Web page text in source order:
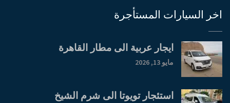
اخر السيارات المستأجرة
ايجار عربية الى مطار القاهرة
مايو 13, 2026
استئجار تويوتا الى شرم الشيخ